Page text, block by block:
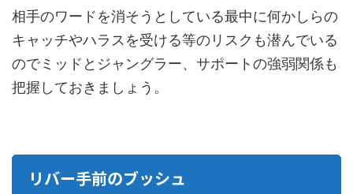
相手のワードを消そうとしている最中に何かしらの
キャッチやハラスを受ける等のリスクも潜んでいる
のでミッドとジャングラー、サポートの強弱関係も
把握しておきましょう。
リバー手前のブッシュ